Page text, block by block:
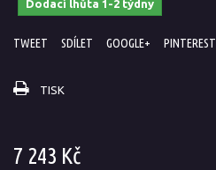
Dodací lhůta 1-2 týdny
TWEET SDÍLET GOOGLE+ PINTEREST
TISK
7 243 Kč